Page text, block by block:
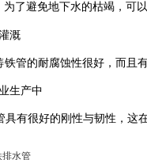
为了避免地下水的枯竭，可
溉
铁管的耐腐蚀性很好，而且
生产中
具有很好的刚性与韧性，这
排水管